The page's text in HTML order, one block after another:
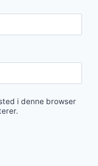
i denne browser